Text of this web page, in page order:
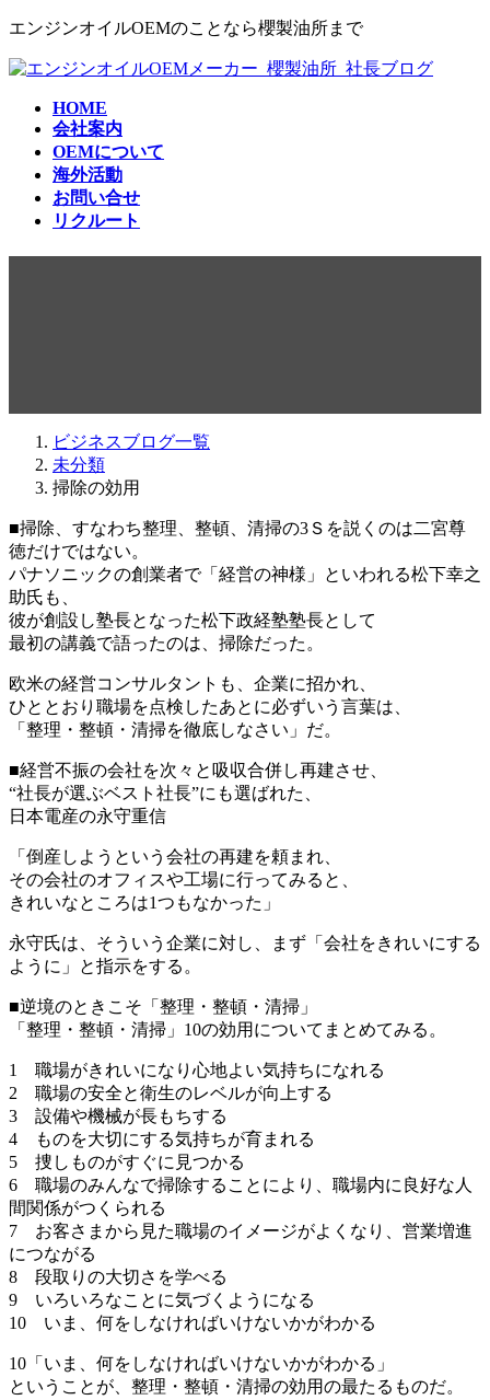
コ
テ
ナ
ゲ
エンジンオイルOEMのことなら櫻製油所まで
HOME
会社案内
OEMについて
海外活動
お問い合せ
リクルート
ビジネスブログ一覧
未分類
掃除の効用
■掃除、すなわち整理、整頓、清掃の3Ｓを説くのは二宮尊
徳だけではない。
パナソニックの創業者で「経営の神様」といわれる松下幸之
助氏も、
彼が創設し塾長となった松下政経塾塾長として
最初の講義で語ったのは、掃除だった。
欧米の経営コンサルタントも、企業に招かれ、
ひととおり職場を点検したあとに必ずいう言葉は、
「整理・整頓・清掃を徹底しなさい」だ。
■経営不振の会社を次々と吸収合併し再建させ、
“社長が選ぶベスト社長”にも選ばれた、
日本電産の永守重信
「倒産しようという会社の再建を頼まれ、
その会社のオフィスや工場に行ってみると、
きれいなところは1つもなかった」
永守氏は、そういう企業に対し、まず「会社をきれいにする
ように」と指示をする。
■逆境のときこそ「整理・整頓・清掃」
「整理・整頓・清掃」10の効用についてまとめてみる。
1 職場がきれいになり心地よい気持ちになれる
2 職場の安全と衛生のレベルが向上する
3 設備や機械が長もちする
4 ものを大切にする気持ちが育まれる
5 捜しものがすぐに見つかる
6 職場のみんなで掃除することにより、職場内に良好な人
間関係がつくられる
7 お客さまから見た職場のイメージがよくなり、営業増進
につながる
8 段取りの大切さを学べる
9 いろいろなことに気づくようになる
10 いま、何をしなければいけないかがわかる
10「いま、何をしなければいけないかがわかる」
ということが、整理・整頓・清掃の効用の最たるものだ。